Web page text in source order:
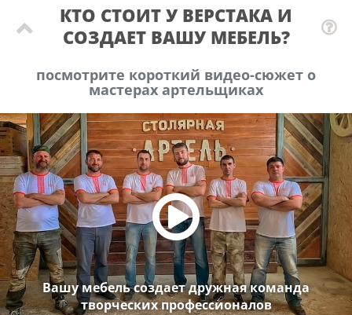
КТО СТОИТ У ВЕРСТАКА И
СОЗДАЕТ ВАШУ МЕБЕЛЬ?
посмотрите короткий видео-сюжет о
мастерах артельщиках
Вашу мебель создает дружная команда
творческих профессионалов